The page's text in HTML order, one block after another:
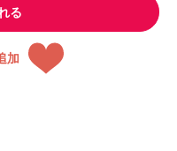
る
加